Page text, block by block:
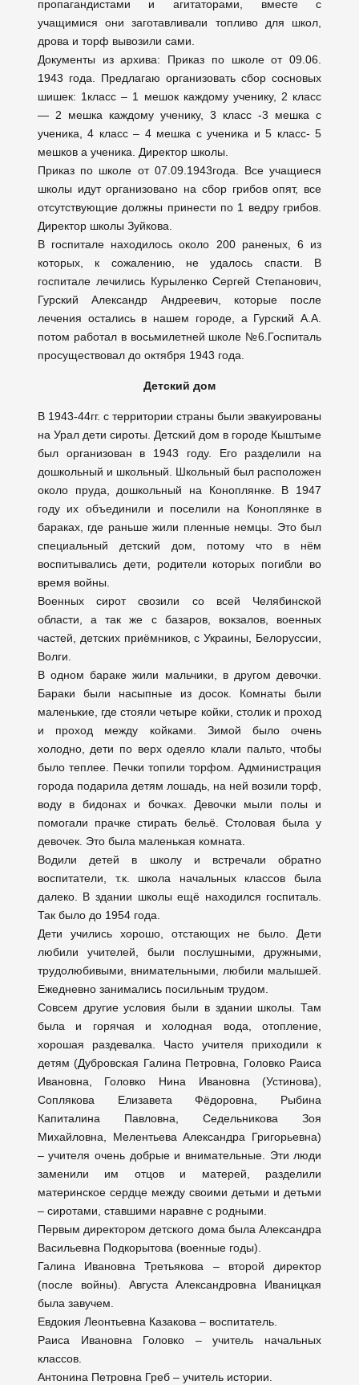
пропагандистами и агитаторами, вместе с
учащимися они заготавливали топливо для школ,
дрова и торф вывозили сами.
Документы из архива: Приказ по школе от 09.06.
1943 года. Предлагаю организовать сбор сосновых
шишек: 1класс – 1 мешок каждому ученику, 2 класс
— 2 мешка каждому ученику, 3 класс -3 мешка с
ученика, 4 класс – 4 мешка с ученика и 5 класс- 5
мешков а ученика. Директор школы.
Приказ по школе от 07.09.1943года. Все учащиеся
школы идут организовано на сбор грибов опят, все
отсутствующие должны принести по 1 ведру грибов.
Директор школы Зуйкова.
В госпитале находилось около 200 раненых, 6 из
которых, к сожалению, не удалось спасти. В
госпитале лечились Курыленко Сергей Степанович,
Гурский Александр Андреевич, которые после
лечения остались в нашем городе, а Гурский А.А.
потом работал в восьмилетней школе №6.Госпиталь
просуществовал до октября 1943 года.
Детский дом
В 1943-44гг. с территории страны были эвакуированы
на Урал дети сироты. Детский дом в городе Кыштыме
был организован в 1943 году. Его разделили на
дошкольный и школьный. Школьный был расположен
около пруда, дошкольный на Коноплянке. В 1947
году их объединили и поселили на Коноплянке в
бараках, где раньше жили пленные немцы. Это был
специальный детский дом, потому что в нём
воспитывались дети, родители которых погибли во
время войны.
Военных сирот свозили со всей Челябинской
области, а так же с базаров, вокзалов, военных
частей, детских приёмников, с Украины, Белоруссии,
Волги.
В одном бараке жили мальчики, в другом девочки.
Бараки были насыпные из досок. Комнаты были
маленькие, где стояли четыре койки, столик и проход
и проход между койками. Зимой было очень
холодно, дети по верх одеяло клали пальто, чтобы
было теплее. Печки топили торфом. Администрация
города подарила детям лошадь, на ней возили торф,
воду в бидонах и бочках. Девочки мыли полы и
помогали прачке стирать бельё. Столовая была у
девочек. Это была маленькая комната.
Водили детей в школу и встречали обратно
воспитатели, т.к. школа начальных классов была
далеко. В здании школы ещё находился госпиталь.
Так было до 1954 года.
Дети учились хорошо, отстающих не было. Дети
любили учителей, были послушными, дружными,
трудолюбивыми, внимательными, любили малышей.
Ежедневно занимались посильным трудом.
Совсем другие условия были в здании школы. Там
была и горячая и холодная вода, отопление,
хорошая раздевалка. Часто учителя приходили к
детям (Дубровская Галина Петровна, Головко Раиса
Ивановна, Головко Нина Ивановна (Устинова),
Соплякова Елизавета Фёдоровна, Рыбина
Капиталина Павловна, Седельникова Зоя
Михайловна, Мелентьева Александра Григорьевна)
– учителя очень добрые и внимательные. Эти люди
заменили им отцов и матерей, разделили
материнское сердце между своими детьми и детьми
– сиротами, ставшими наравне с родными.
Первым директором детского дома была Александра
Васильевна Подкорытова (военные годы).
Галина Ивановна Третьякова – второй директор
(после войны). Августа Александровна Иваницкая
была завучем.
Евдокия Леонтьевна Казакова – воспитатель.
Раиса Ивановна Головко – учитель начальных
классов.
Антонина Петровна Греб – учитель истории.